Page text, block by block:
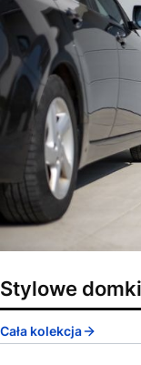
Stylowe
Cała kolekcja